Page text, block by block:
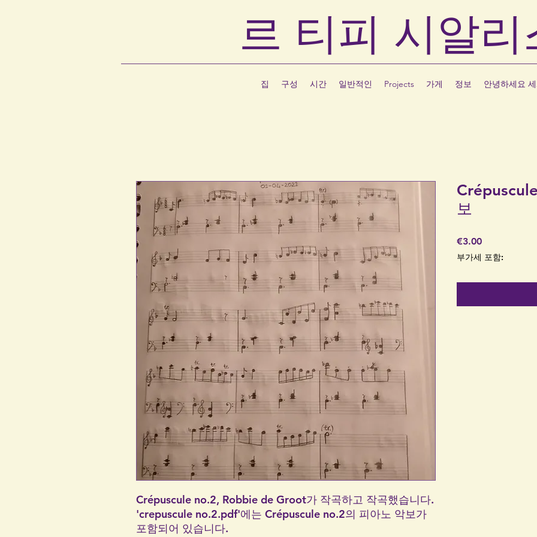
르 티피 시알리
집 구성 시간 일반적인 Projects 가게 정보 안녕하세요
Crépuscule no.2, Robbie de Groot가 작곡하고 작곡했습니다.
'crepuscule no.2.pdf'에는 Crépuscule no.2의 피아노 악보가
포함되어 있습니다.
보
€3.00가
격
부가세 포함: